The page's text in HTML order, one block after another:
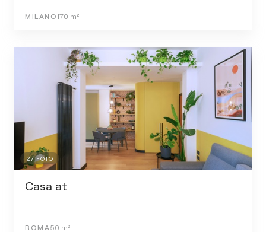
MILANO170 m²
27FOTO
Casa at
ROMA 50 m²